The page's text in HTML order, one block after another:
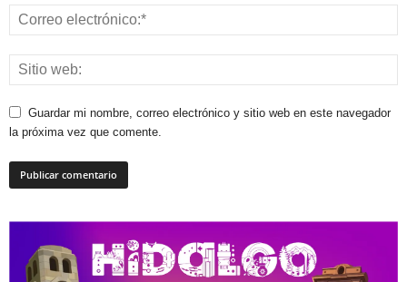
Guardar mi nombre, correo electrónico y sitio web en este navegador
la próxima vez que comente.